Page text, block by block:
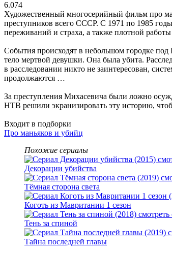
6.074
Художественный многосерийный фильм про
преступников всего СССР. С 1971 по 1985
переживаний и страха, а также плотной
События происходят в небольшом городке
тело мертвой девушки. Она была убита.
в расследовании никто не заинтересован,
продолжаются …
За преступления Михасевича были ложно
НТВ решили экранизировать эту историю,
Входит в подборки
Про маньяков и убийц
Похожие сериалы
Декорации убийства
Тёмная сторона света
Коготь из Мавритании 1 сезон
Тень за спиной
Тайна последней главы